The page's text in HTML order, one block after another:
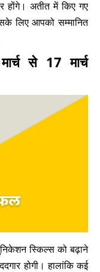
होंगे। अतीत में किए गए
लिए आपको सम्मानित
से 17 मार्च
स्किल्स को बढ़ाने
होगी। हालांकि कई